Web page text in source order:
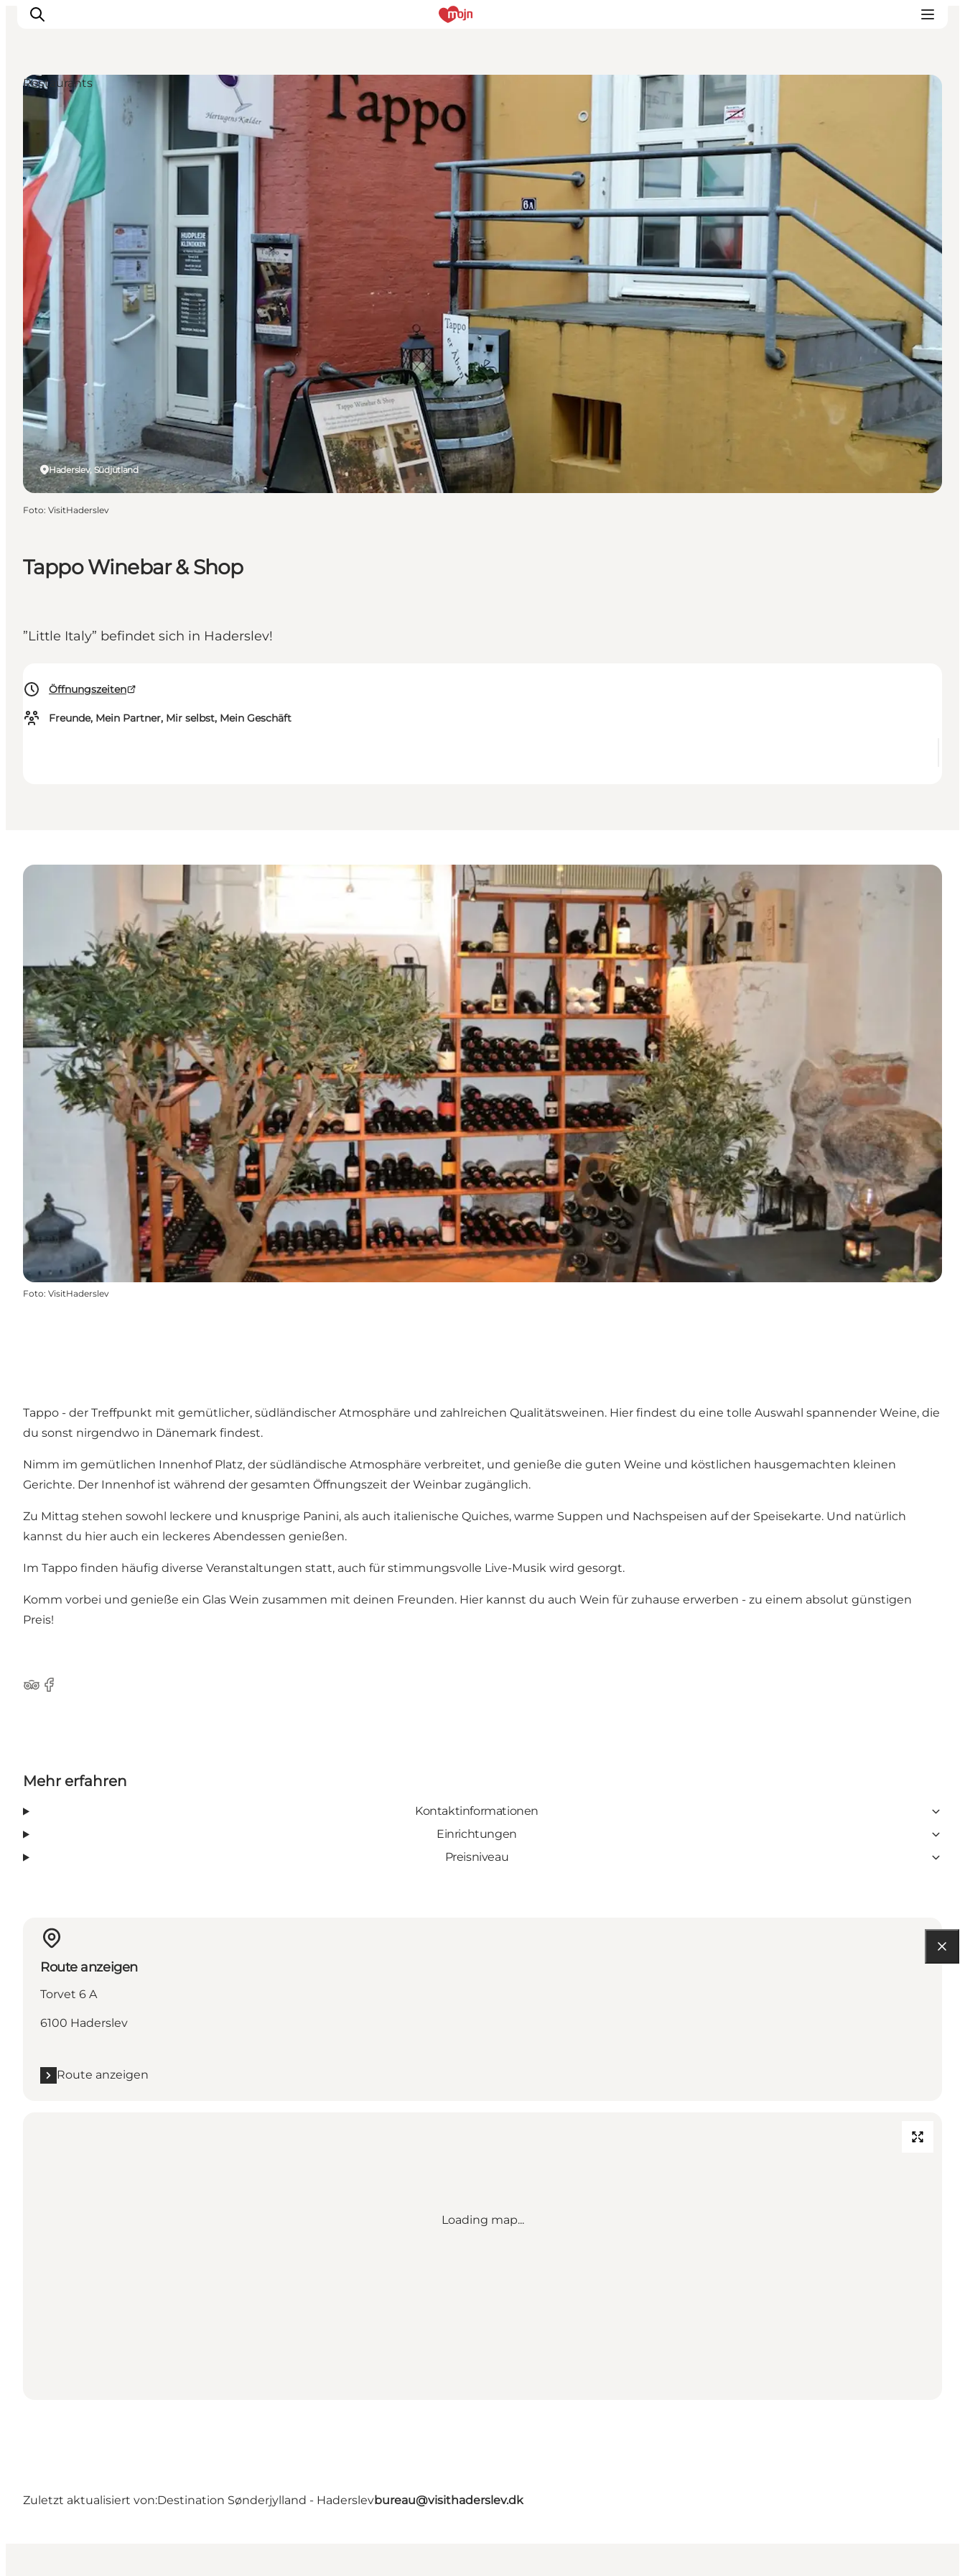
Erlebnisse
Städte und Regionen
Events
Übernachtung
Plane deine Reise
Booking
Tappo Winebar & Shop
”Little Italy” befindet sich in Haderslev!
Öffnungszeiten
Freunde, Mein Partner, Mir selbst, Mein Geschäft
Haderslev, Südjütland
Restaurants
Foto: VisitHaderslev
Foto: VisitHaderslev
Tappo - der Treffpunkt mit gemütlicher, südländischer Atmosphäre und zahlreichen Qualitätsweinen. Hier findest du eine tolle Auswahl spannender Weine, die
du sonst nirgendwo in Dänemark findest.
Nimm im gemütlichen Innenhof Platz, der südländische Atmosphäre verbreitet, und genieße die guten Weine und köstlichen hausgemachten kleinen
Gerichte. Der Innenhof ist während der gesamten Öffnungszeit der Weinbar zugänglich.
Zu Mittag stehen sowohl leckere und knusprige Panini, als auch italienische Quiches, warme Suppen und Nachspeisen auf der Speisekarte. Und natürlich
kannst du hier auch ein leckeres Abendessen genießen.
Im Tappo finden häufig diverse Veranstaltungen statt, auch für stimmungsvolle Live-Musik wird gesorgt.
Komm vorbei und genieße ein Glas Wein zusammen mit deinen Freunden. Hier kannst du auch Wein für zuhause erwerben - zu einem absolut günstigen
Preis!
Tripadvisor
Facebook
Mehr erfahren
Kontaktinformationen
Einrichtungen
Preisniveau
Route anzeigen
Torvet 6 A
6100 Haderslev
Route anzeigen
Loading map...
Zuletzt aktualisiert von:Destination Sønderjylland - Haderslevbureau@visithaderslev.dk